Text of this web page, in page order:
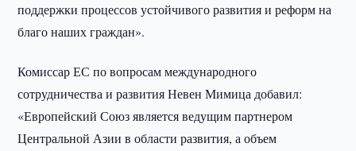
поддержки процессов устойчивого развития и реформ на
благо наших граждан».
Комиссар ЕС по вопросам международного
сотрудничества и развития Невен Мимица добавил:
«Европейский Союз является ведущим партнером
Центральной Азии в области развития, а объем